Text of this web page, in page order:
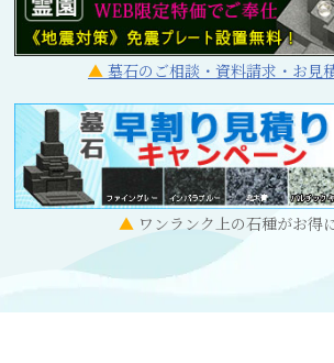
墓石のご相談・資料請求・お見
ワンランク上の石種がお得